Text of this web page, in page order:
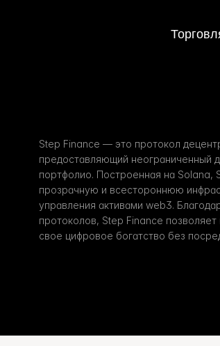
Step Finance — это протокол
предоставляющий неограниченный
портфолио. Построенная на Solana,
прозрачную и всестороннюю
управления активами web3.
протоколов, Step Finance
свое цифровое богатство без